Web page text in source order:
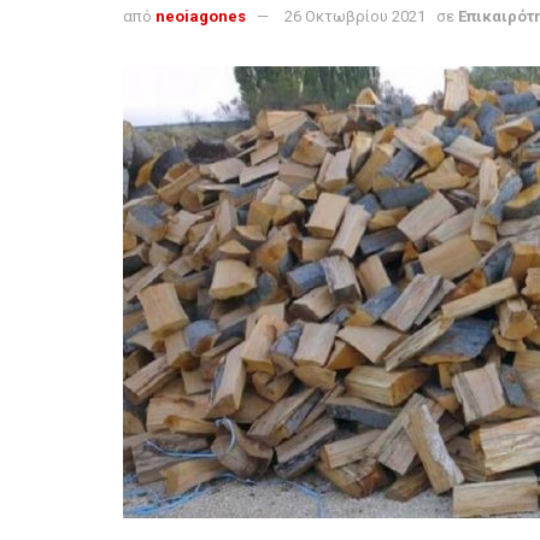
από neoiagones 26 Οκτωβρίου 2021 σε